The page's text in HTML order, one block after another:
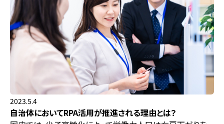
2023.5.4
自治体においてRPA活用が推進される理由とは？